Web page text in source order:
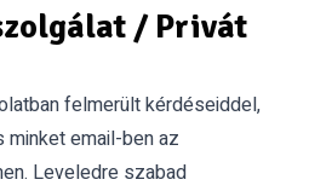
/ Privát
felmerült kérdéseiddel,
email-ben az
Leveledre szabad